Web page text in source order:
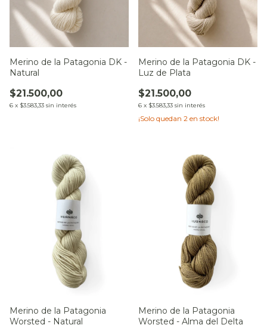
Merino de la Patagonia DK -
Natural
$21.500,00
6 x $3.583,33 sin interés
Merino de la Patagonia DK -
Luz de Plata
$21.500,00
6 x $3.583,33 sin interés
¡Solo quedan 2 en stock!
Merino de la Patagonia
Worsted - Natural
Merino de la Patagonia
Worsted - Alma del Delta